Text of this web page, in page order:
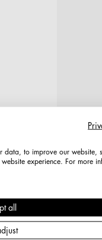
data, to improve our website,
experience. For more
all